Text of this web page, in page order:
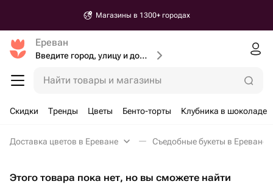
Магазины в 1300+ городах
Ереван
Введите город, улицу и дом доставки
Найти товары и магазины
Скидки Тренды Цветы Бенто-торты Клубника в шоколаде
Доставка цветов в Ереване Съедобные букеты в Ереване
Этого товара пока нет, но вы сможете найти